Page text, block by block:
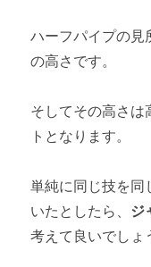
ハーフパイプの見
の高さです。
そしてその高さは
トとなります。
単純に同じ技を同
いたとしたら、 ジ
考えて良いでしょ